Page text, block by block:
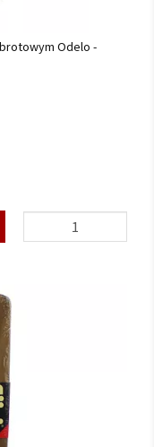
Odelo -